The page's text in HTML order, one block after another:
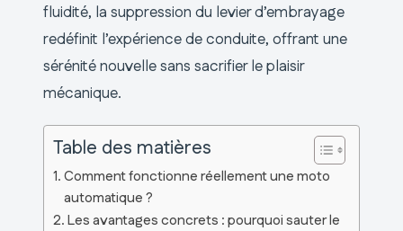
fluidité, la suppression du levier d’embrayage
redéfinit l’expérience de conduite, offrant une
sérénité nouvelle sans sacrifier le plaisir
mécanique.
Table des matières
Comment fonctionne réellement une moto
automatique ?
Les avantages concrets : pourquoi sauter le